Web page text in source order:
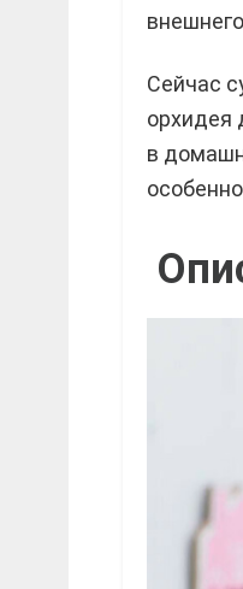
Сейчас
орхидея
в